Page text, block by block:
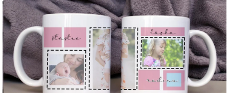
z
5
hviezdičiek.